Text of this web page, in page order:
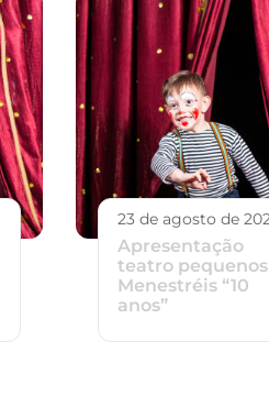
23 de agosto de
Apresentação
teatro pequenos
Menestréis “10
anos”